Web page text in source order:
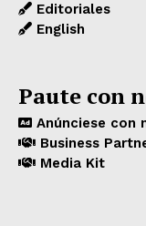
Editoriales
English
Paute con
Anúnciese con
Business
Media Kit